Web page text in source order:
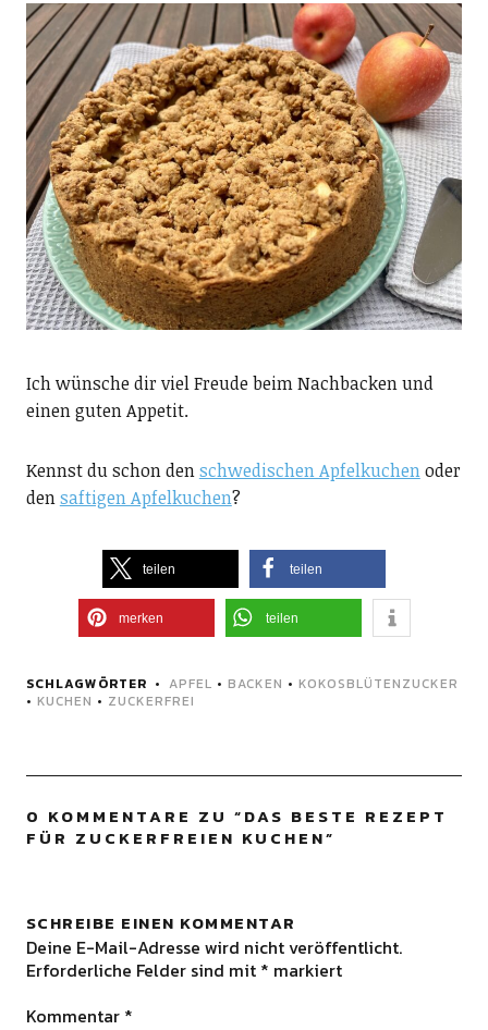
Ich wünsche dir viel Freude beim Nachbacken und
einen guten Appetit.
Kennst du schon denschwedischen Apfelkuchenoder
densaftigen Apfelkuchen?
teilen teilen
merken teilen
SCHLAGWÖRTER APFEL • BACKEN • KOKOSBLÜTENZUCKER
• KUCHEN • ZUCKERFREI
0 KOMMENTARE ZU “DAS BESTE REZEPT
FÜR ZUCKERFREIEN KUCHEN”
SCHREIBE EINEN KOMMENTAR
Deine E-Mail-Adresse wird nicht veröffentlicht.
Erforderliche Felder sind mit * markiert
Kommentar *